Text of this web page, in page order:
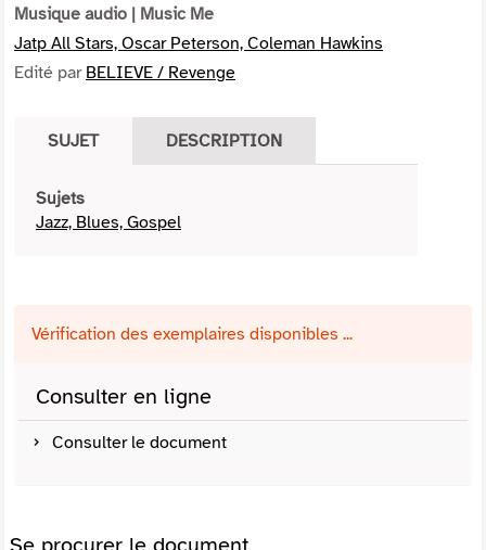
Musique audio | Music Me
Jatp All Stars, Oscar Peterson, Coleman Hawkins
Edité par BELIEVE / Revenge
SUJET DESCRIPTION
Sujets
Jazz, Blues, Gospel
Vérification des exemplaires disponibles ...
Consulter en ligne
Consulter le document